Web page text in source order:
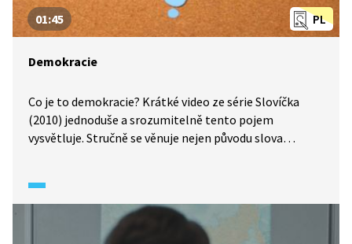
PL
01:45
Demokracie
Co je to demokracie? Krátké video ze série Slovíčka
(2010) jednoduše a srozumitelně tento pojem
vysvětluje. Stručně se věnuje nejen původu slova
volbám, zastupitelské demokracii či svobodě projevu.